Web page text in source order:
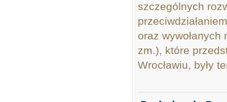
szczególnych
oraz
zm.), które
Wrocławiu, były